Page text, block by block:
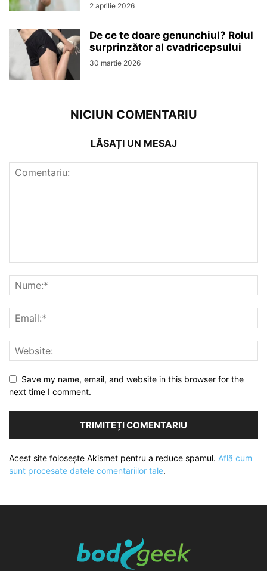
2 aprilie 2026
De ce te doare genunchiul? Rolul
surprinzător al cvadricepsului
30 martie 2026
NICIUN COMENTARIU
LĂSAȚI UN MESAJ
Save my name, email, and website in this browser for the
next time I comment.
Acest site folosește Akismet pentru a reduce spamul. Află cum
sunt procesate datele comentariilor tale.